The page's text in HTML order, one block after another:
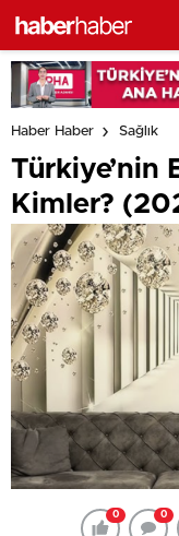
Haber Haber Sağlık
Türkiye’nin
Kimler?
0 0